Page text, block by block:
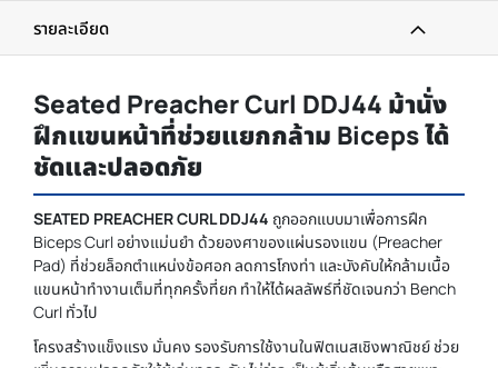
รายละเอียด
Seated Preacher Curl DDJ44 ม้านั่ง
ฝึกแขนหน้าที่ช่วยแยกกล้าม Biceps ได้
ชัดและปลอดภัย
SEATED PREACHER CURL DDJ44 ถูกออกแบบมาเพื่อการฝึก
Biceps Curl อย่างแม่นยำ ด้วยองศาของแผ่นรองแขน (Preacher
Pad) ที่ช่วยล็อกตำแหน่งข้อศอก ลดการโกงท่า และบังคับให้กล้ามเนื้อ
แขนหน้าทำงานเต็มที่ทุกครั้งที่ยก ทำให้ได้ผลลัพธ์ที่ชัดเจนกว่า Bench
Curl ทั่วไป
โครงสร้างแข็งแรง มั่นคง รองรับการใช้งานในฟิตเนสเชิงพาณิชย์ ช่วย